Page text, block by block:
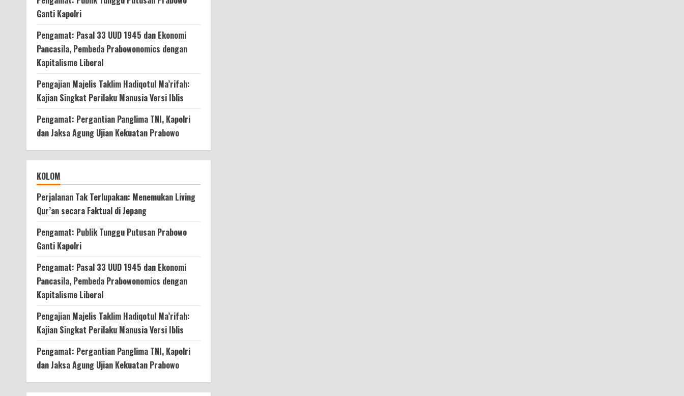
Ganti Kapolri
Pengamat: Pasal 33 UUD 1945 dan Ekonomi
Pancasila, Pembeda Prabowonomics dengan
Kapitalisme Liberal
Pengajian Majelis Taklim Hadiqotul Ma’rifah:
Kajian Singkat Perilaku Manusia Versi Iblis
Pengamat: Pergantian Panglima TNI, Kapolri
dan Jaksa Agung Ujian Kekuatan Prabowo
KOLOM
Perjalanan Tak Terlupakan: Menemukan Living
Qur’an secara Faktual di Jepang
Pengamat: Publik Tunggu Putusan Prabowo
Ganti Kapolri
Pengamat: Pasal 33 UUD 1945 dan Ekonomi
Pancasila, Pembeda Prabowonomics dengan
Kapitalisme Liberal
Pengajian Majelis Taklim Hadiqotul Ma’rifah:
Kajian Singkat Perilaku Manusia Versi Iblis
Pengamat: Pergantian Panglima TNI, Kapolri
dan Jaksa Agung Ujian Kekuatan Prabowo